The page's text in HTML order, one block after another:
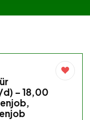
– 18,00